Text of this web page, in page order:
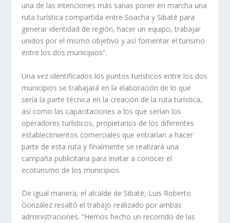
una de las intenciones más sanas poner en marcha una
ruta turística compartida entre Soacha y Sibaté para
generar identidad de región, hacer un equipo, trabajar
unidos por el mismo objetivo y así fomentar el turismo
entre los dos municipios”.
Una vez identificados los puntos turísticos entre los dos
municipios se trabajará en la elaboración de lo que
sería la parte técnica en la creación de la ruta turística,
así como las capacitaciones a los que serían los
operadores turísticos, propietarios de los diferentes
establecimientos comerciales que entrarían a hacer
parte de esta ruta y finalmente se realizará una
campaña publicitaria para invitar a conocer el
ecoturismo de los municipios.
De igual manera, el alcalde de Sibaté, Luis Roberto
González resaltó el trabajo realizado por ambas
administraciones. “Hemos hecho un recorrido de las